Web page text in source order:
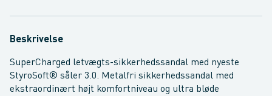
Beskrivelse
SuperCharged letvægts-sikkerhedssandal med nyeste
StyroSoft® såler 3.0. Metalfri sikkerhedssandal med
ekstraordinært højt komfortniveau og ultra bløde